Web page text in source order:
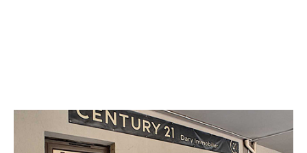
CENTURY 21 Dary Immobilier